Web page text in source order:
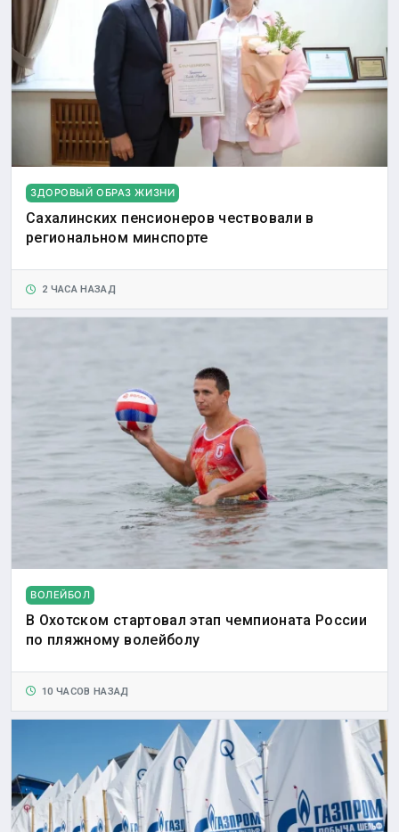
ЗДОРОВЫЙ ОБРАЗ ЖИЗНИ
Сахалинских пенсионеров чествовали в
региональном минспорте
2 ЧАСА НАЗАД
ВОЛЕЙБОЛ
В Охотском стартовал этап чемпионата России
по пляжному волейболу
10 ЧАСОВ НАЗАД